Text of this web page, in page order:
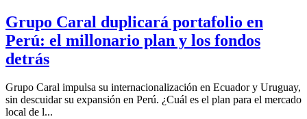
Grupo Caral duplicará portafolio en
Perú: el millonario plan y los fondos
detrás
Grupo Caral impulsa su internacionalización en Ecuador y Uruguay,
sin descuidar su expansión en Perú. ¿Cuál es el plan para el mercado
local de l...